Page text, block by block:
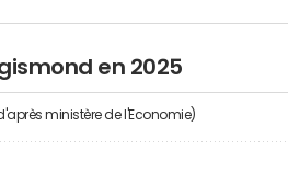
en 2025
ministère de l'Economie)